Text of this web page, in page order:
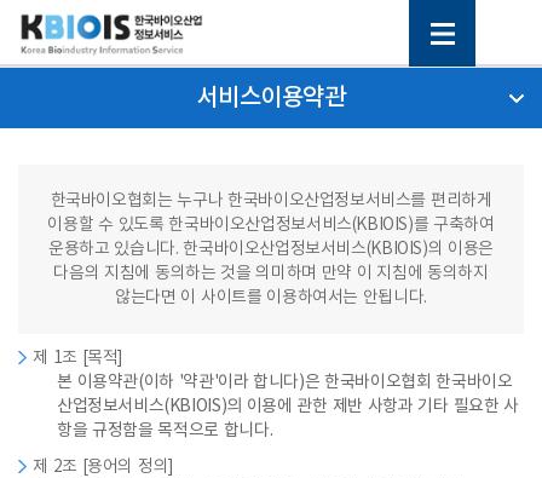
서비스이용약관
한국바이오협회는 누구나 한국바이오산업정보서비스를 편리하게
이용할 수 있도록 한국바이오산업정보서비스(KBIOIS)를 구축하여
운용하고 있습니다. 한국바이오산업정보서비스(KBIOIS)의 이용은
다음의 지침에 동의하는 것을 의미하며 만약 이 지침에 동의하지
않는다면 이 사이트를 이용하여서는 안됩니다.
제 1조 [목적]
본 이용약관(이하 '약관'이라 합니다)은 한국바이오협회 한국바이오
산업정보서비스(KBIOIS)의 이용에 관한 제반 사항과 기타 필요한 사
항을 규정함을 목적으로 합니다.
제 2조 [용어의 정의]